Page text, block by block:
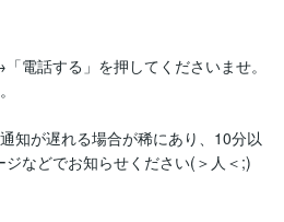
電話する」を押してくださいませ。
知が遅れる場合が稀にあり、10分以
などでお知らせください(＞人＜;)